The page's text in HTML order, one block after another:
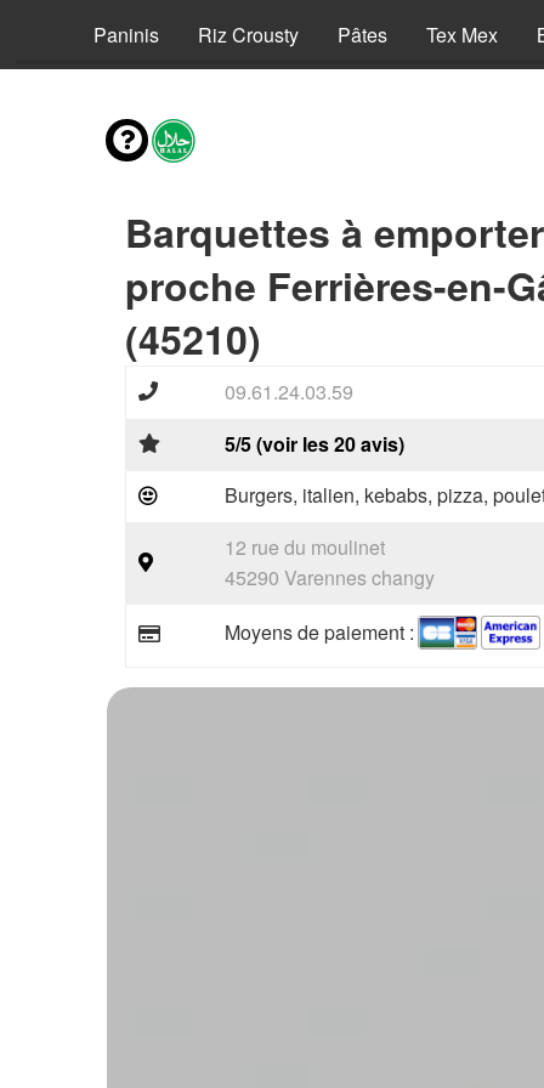
Paninis Riz Crousty Pâtes Tex Mex
Barquettes à emporter
proche Ferrières-en-
(45210)
09.61.24.03.59
5/5 (voir les 20 avis)
Burgers, italien, kebabs, pizza,
12 rue du moulinet
45290 Varennes changy
Moyens de paiement :